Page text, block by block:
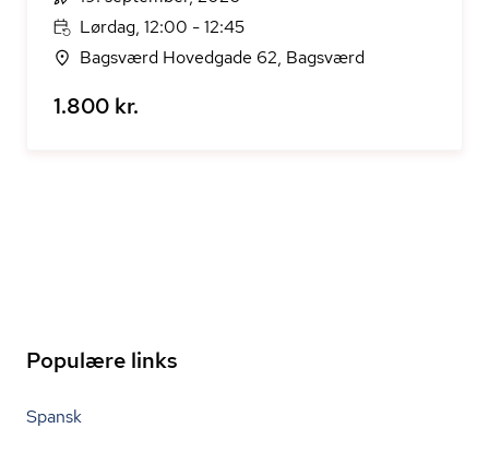
Lørdag, 12:00 - 12:45
Bagsværd Hovedgade 62, Bagsværd
1.800 kr.
Populære links
Spansk